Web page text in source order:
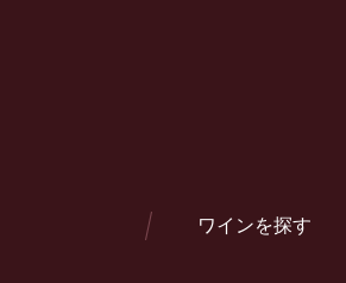
ワインを探す